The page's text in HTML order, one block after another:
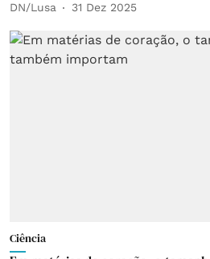
DN/Lusa 31 Dez 2025
Ciência